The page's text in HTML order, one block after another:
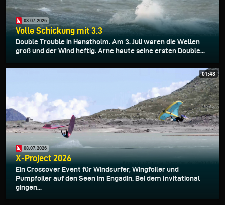
08.07.2026
Volle Schickung mit 3.3
Double Trouble in Hanstholm. Am 3. Juli waren die Wellen
groß und der Wind heftig. Arne haute seine ersten Double...
01:48
08.07.2026
X-Project 2026
Ein Crossover Event für Windsurfer, Wingfoiler und
Pumpfoiler auf den Seen im Engadin. Bei dem Invitational
gingen...